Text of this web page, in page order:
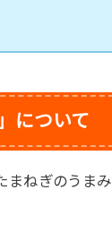
について
まねぎのうまみ